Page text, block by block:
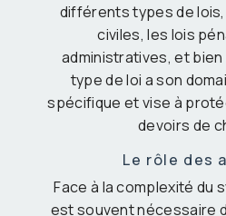
différents types de
civiles, les lois
administratives, et
type de loi a son
spécifique et vise à
devoirs de
Le rôle des
Face à la complexité du
est souvent nécessaire